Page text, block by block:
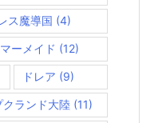
ス魔導国 (4)
ーメイド (12)
ドレア (9)
クランド大陸 (11)